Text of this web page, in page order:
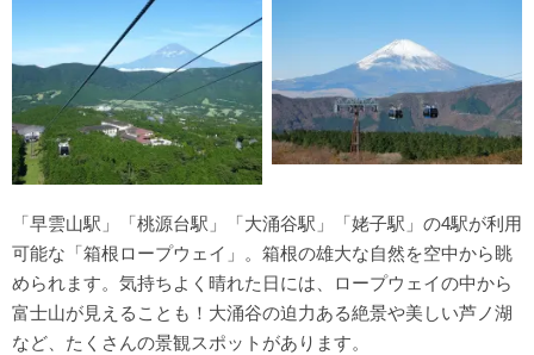
「早雲山駅」「桃源台駅」「大涌谷駅」「姥子駅」の4駅が利用
可能な「箱根ロープウェイ」。箱根の雄大な自然を空中から眺
められます。気持ちよく晴れた日には、ロープウェイの中から
富士山が見えることも！大涌谷の迫力ある絶景や美しい芦ノ湖
など、たくさんの景観スポットがあります。